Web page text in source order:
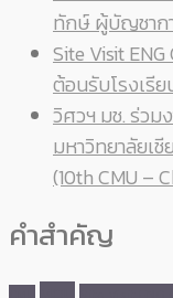
ทักษ์ ผู้บัญชาก
Site Visit
ต้อนรับโรงเรี
วิศวฯ มช. ร่วม
มหาวิทยาลัยเชี
(10th CMU –
คำสำคัญ